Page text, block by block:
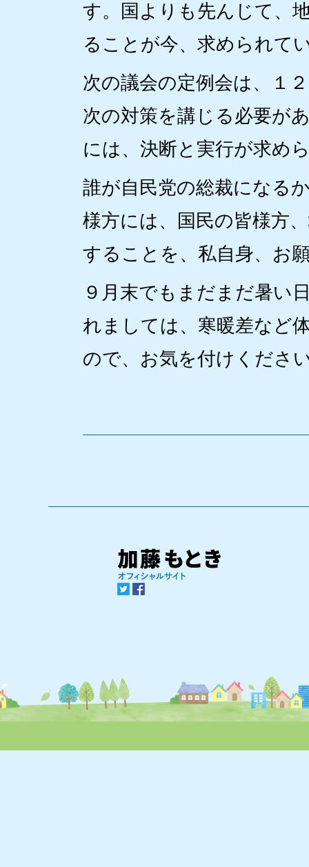
す。国よりも先んじて、
ることが今、求められて
次の議会の定例会は、１
次の対策を講じる必要が
には、決断と実行が求め
誰が自民党の総裁になる
様方には、国民の皆様方
することを、私自身、お
９月末でもまだまだ暑い
れましては、寒暖差など
ので、お気を付けくださ